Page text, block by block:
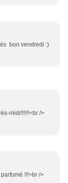
bon vendredi :)
midi!!!!!!<br />
!!!<br />